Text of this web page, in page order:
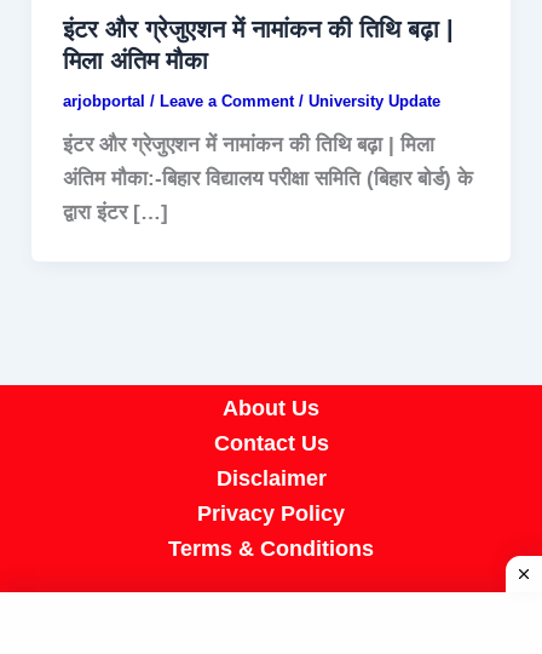
इंटर और ग्रेजुएशन में नामांकन की तिथि बढ़ा |
मिला अंतिम मौका
arjobportal / Leave a Comment / University Update
इंटर और ग्रेजुएशन में नामांकन की तिथि बढ़ा | मिला
अंतिम मौका:-बिहार विद्यालय परीक्षा समिति (बिहार बोर्ड) के
द्वारा इंटर […]
About Us
Contact Us
Disclaimer
Privacy Policy
Terms & Conditions